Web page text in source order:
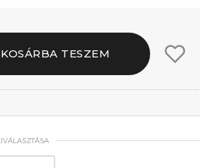
KOSÁRBA TESZEM